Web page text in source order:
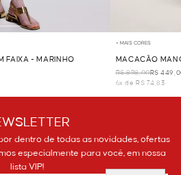
FAIXA - MARINHO
+ MAIS CORES
MACACÃO
VERDE
R$ 898,00R$
6x de R$ 74,83
dentro de todas as novidades, ofertas
especialmente para você, em nossa
lista VIP!